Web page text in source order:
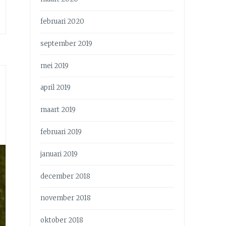
februari 2020
september 2019
mei 2019
april 2019
maart 2019
februari 2019
januari 2019
december 2018
november 2018
oktober 2018